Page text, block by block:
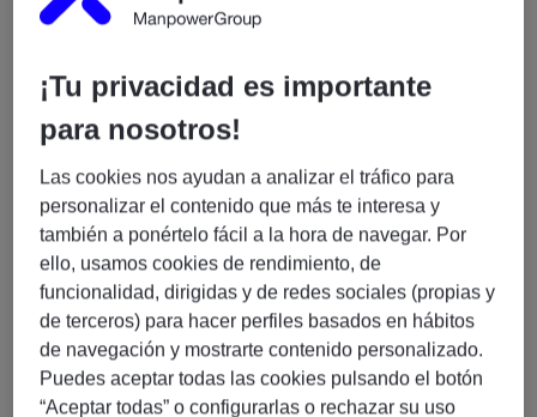
funcional y orientación a cliente
La persona seleccionada será el
asegurando una entrega alineada con los objetivos de
negocio.
RESPONSABILIDADES DEL PUESTO / FUNCIÓN
Liderar el
diseño y evolución de procesos
digitales de apertura de cuentas
, desde front
hasta backoffice.
¡Tu privacidad es importante
para nosotros!
Las cookies nos ayudan a analizar el tráfico para
personalizar el contenido que más te interesa y
también a ponértelo fácil a la hora de navegar. Por
ello, usamos cookies de rendimiento, de
funcionalidad, dirigidas y de redes sociales (propias y
de terceros) para hacer perfiles basados en hábitos
de navegación y mostrarte contenido personalizado.
Puedes aceptar todas las cookies pulsando el botón
“Aceptar todas” o configurarlas o rechazar su uso